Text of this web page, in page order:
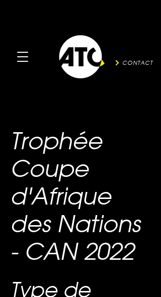
CONTACT
Trophée
Coupe
d'Afrique
des Nations
- CAN 2022
Type de